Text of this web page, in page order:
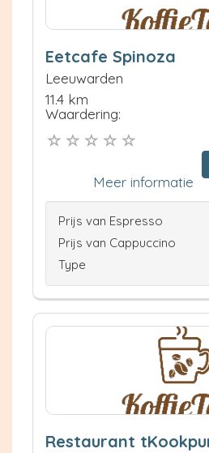
Eetcafe Spinoza
Leeuwarden
11.4 km
Waardering:
Meer informatie
Prijs van Espresso
Prijs van Cappuccino
Type
Restaurant